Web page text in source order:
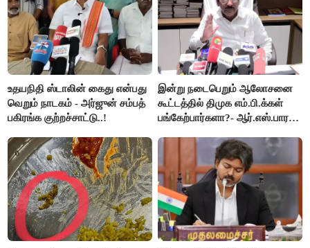
உதயநிதி ஸ்டாலின் கைது என்பது
வெறும் நாடகம் - அர்ஜுன் சம்பத்
பகிரங்க குற்றச்சாட்டு..!
இன்று நடைபெறும் ஆலோசனை
கூட்டத்தில் திமுக எம்.பி.க்கள்
பங்கேற்பார்களா?- ஆர்.எஸ்.பாரதி